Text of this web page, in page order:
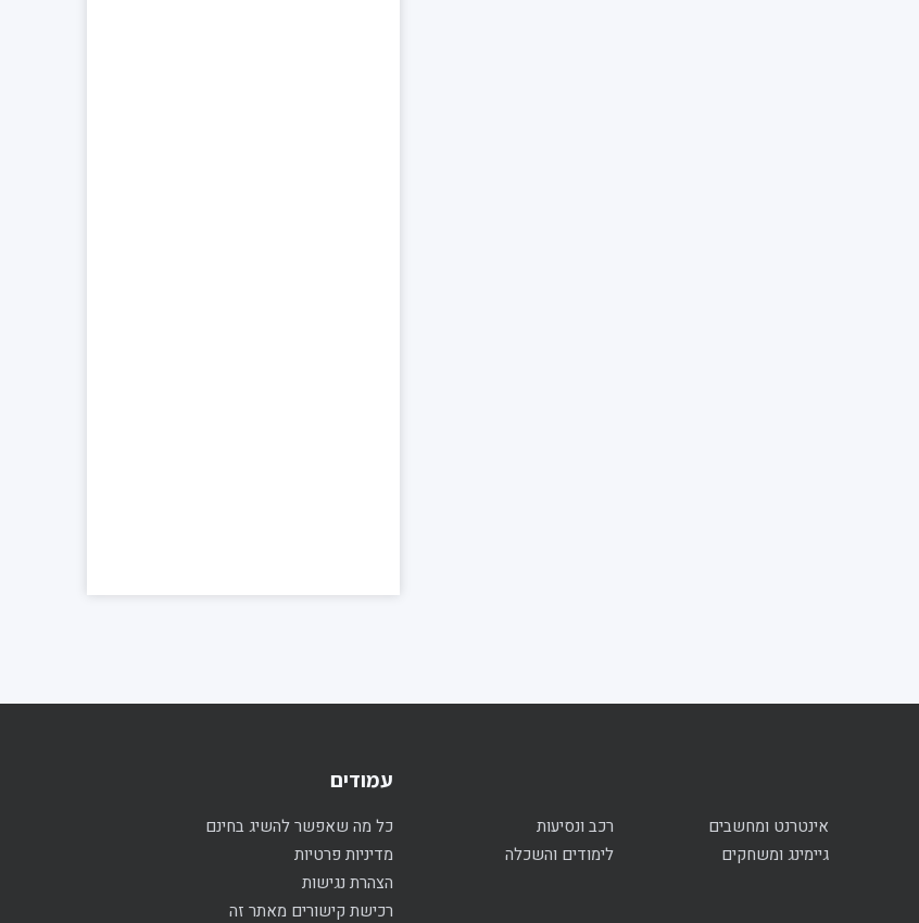
אינטרנט ומחשבים
גיימינג ומשחקים
רכב ונסיעות
לימודים והשכלה
עמודים
כל מה שאפשר להשיג בחינם
מדיניות פרטיות
הצהרת נגישות
רכישת קישורים מאתר זה